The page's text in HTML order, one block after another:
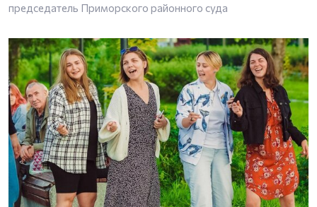
председатель Приморского районного суда